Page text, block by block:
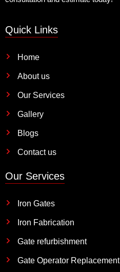
Quick Links
Home
About us
Our Services
Gallery
Blogs
Contact us
Our Services
Iron Gates
Iron Fabrication
Gate refurbishment
Gate Operator Replacement